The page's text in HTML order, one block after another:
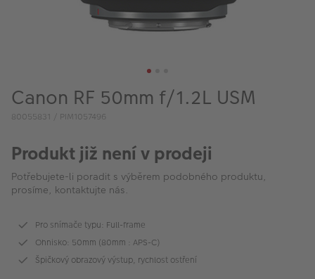
Fotoprodukty
Canon RF 50mm f/1.2L USM
80055831 / PIM1057496
Produkt již není v prodeji
Potřebujete-li poradit s výběrem podobného produktu,
prosíme, kontaktujte nás.
Pro snímače typu: Full-frame
Ohnisko: 50mm (80mm : APS-C)
Špičkový obrazový výstup, rychlost ostření